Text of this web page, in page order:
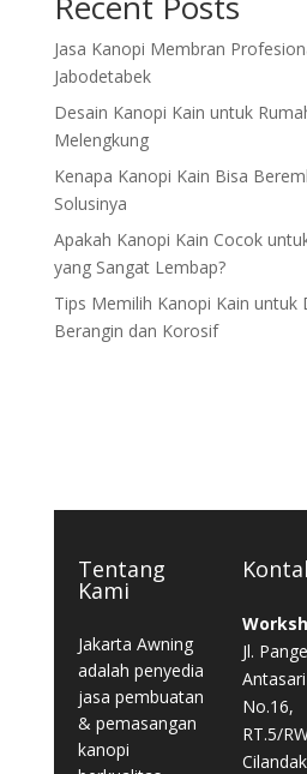
Jasa Kanopi Membran
Jabodetabek
Desain Kanopi Kain untuk
Melengkung
Kenapa Kanopi Kain Bisa
Solusinya
Apakah Kanopi Kain Cocok
yang Sangat Lembap?
Tips Memilih Kanopi Kain untuk
Berangin dan Korosif
Tentang
Kami
Jakarta Awning
adalah penyedia
jasa pembuatan
& pemasangan
kanopi
Jl.
Antasari
No.16,
RT.5/
Cilandak